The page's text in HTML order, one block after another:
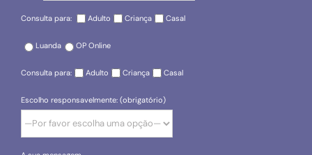
Consulta para: Adulto Criança Casal
Luanda OP Online
Consulta para: Adulto Criança Casal
Escolho responsavelmente: (obrigatório)